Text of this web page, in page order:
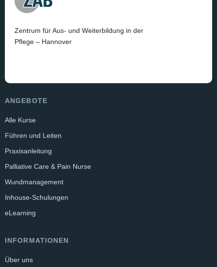
Zentrum für Aus- und Weiterbildung in der
Pflege – Hannover
ANGEBOTE
Alle Kurse
Führen und Leiten
Praxisanleitung
Palliative Care & Pain Nurse
Wundmanagement
Inhouse-Schulungen
eLearning
INFORMATIONEN
Über uns